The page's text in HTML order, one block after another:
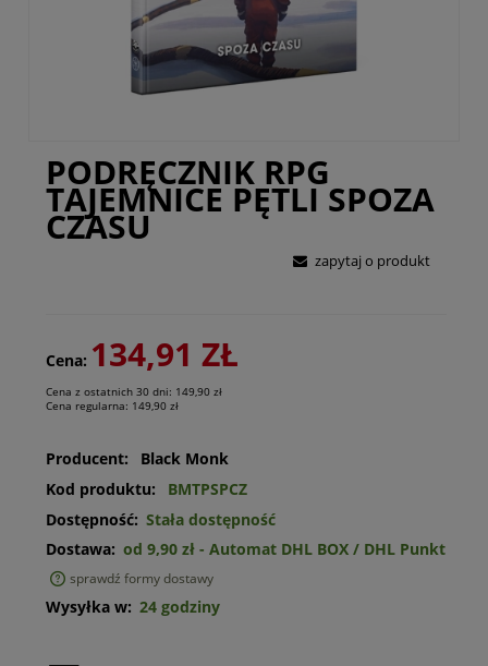
PODRĘCZNIK RPG
TAJEMNICE PĘTLI SPOZA
CZASU
zapytaj o produkt
Cena: 134,91 ZŁ
Cena z ostatnich 30 dni: 149,90 zł
Cena regularna: 149,90 zł
Producent:
Black Monk
Kod produktu:
BMTPSPCZ
Dostępność: Stała dostępność
Dostawa: od 9,90 zł - Automat DHL BOX / DHL Punkt
sprawdź formy dostawy
Wysyłka w: 24 godziny